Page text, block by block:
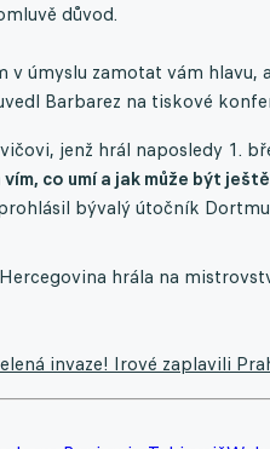
důvod.
v úmyslu zamotat vám
Barbarez na tiskové
jenž hrál naposledy 1.
vím, co umí a jak může být
bývalý útočník
hrála na
invaze! Irové zaplavili